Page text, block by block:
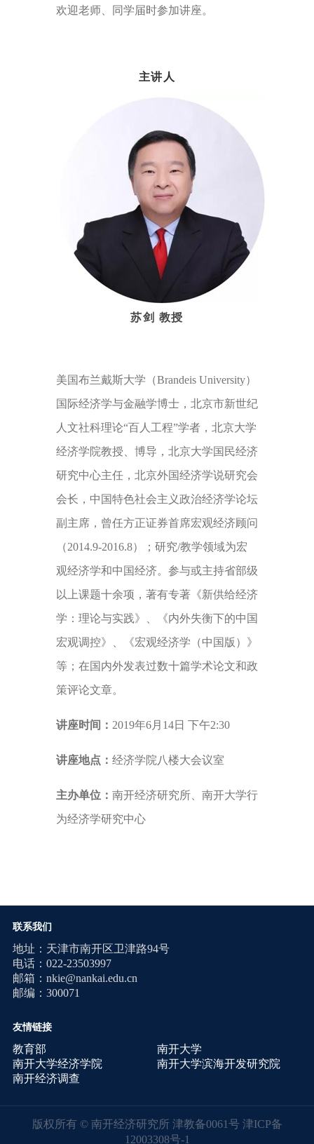
欢迎老师、同学届时参加讲座。
主讲人
苏剑 教授
美国布兰戴斯大学（Brandeis University）
国际经济学与金融学博士，北京市新世纪
人文社科理论“百人工程”学者，北京大学
经济学院教授、博导，北京大学国民经济
研究中心主任，北京外国经济学说研究会
会长，中国特色社会主义政治经济学论坛
副主席，曾任方正证券首席宏观经济顾问
（2014.9-2016.8）；研究/教学领域为宏
观经济学和中国经济。参与或主持省部级
以上课题十余项，著有专著《新供给经济
学：理论与实践》、《内外失衡下的中国
宏观调控》、《宏观经济学（中国版）》
等；在国内外发表过数十篇学术论文和政
策评论文章。
讲座时间： 2019年6月14日 下午2:30
讲座地点： 经济学院八楼大会议室
主办单位： 南开经济研究所、南开大学行
为经济学研究中心
联系我们
地址：天津市南开区卫津路94号
电话：022-23503997
邮箱：nkie@nankai.edu.cn
邮编：300071
友情链接
教育部
南开大学
南开大学经济学院
南开大学滨海开发研究院
南开经济调查
版权所有 © 南开经济研究所 津教备0061号 津ICP备
12003308号-1